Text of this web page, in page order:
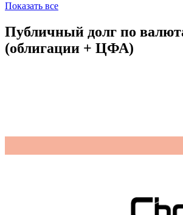
Показать все
Публичный долг по
(облигации + ЦФА)